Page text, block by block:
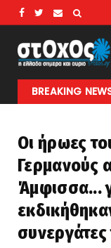
BREAKING
1945... ο Χίτλερ είχε
Οι ήρωες
Γερμανούς
Άμφισσα...